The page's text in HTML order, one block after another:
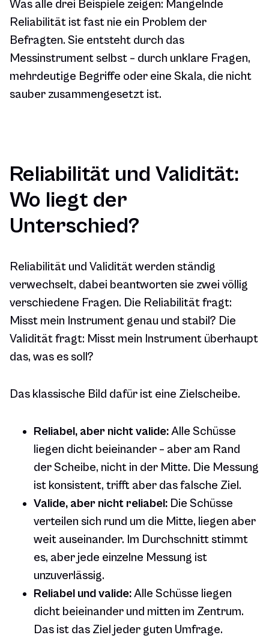
Was alle drei Beispiele zeigen: Mangelnde
Reliabilität ist fast nie ein Problem der
Befragten. Sie entsteht durch das
Messinstrument selbst – durch unklare Fragen,
mehrdeutige Begriffe oder eine Skala, die nicht
sauber zusammengesetzt ist.
Reliabilität und Validität:
Wo liegt der
Unterschied?
Reliabilität und Validität werden ständig
verwechselt, dabei beantworten sie zwei völlig
verschiedene Fragen. Die Reliabilität fragt:
Misst mein Instrument genau und stabil? Die
Validität fragt: Misst mein Instrument überhaupt
das, was es soll?
Das klassische Bild dafür ist eine Zielscheibe.
Reliabel, aber nicht valide:Alle Schüsse
liegen dicht beieinander – aber am Rand
der Scheibe, nicht in der Mitte. Die Messung
ist konsistent, trifft aber das falsche Ziel.
Valide, aber nicht reliabel: Die Schüsse
verteilen sich rund um die Mitte, liegen aber
weit auseinander. Im Durchschnitt stimmt
es, aber jede einzelne Messung ist
unzuverlässig.
Reliabel und valide:Alle Schüsse liegen
dicht beieinander und mitten im Zentrum.
Das ist das Ziel jeder guten Umfrage.